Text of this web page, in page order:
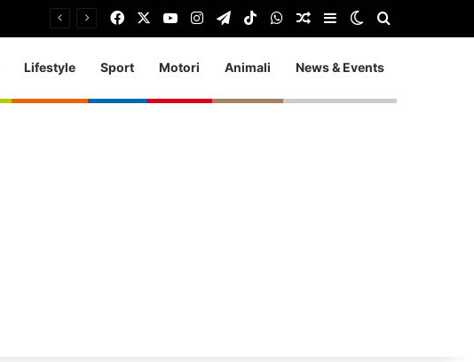
FacebookYou TubeInstagram
TelegramTikTokWhatsApp
Articolo Random
Barra laterale
Cambia aspetto
Lifestyle Sport Motori Animali News & Events